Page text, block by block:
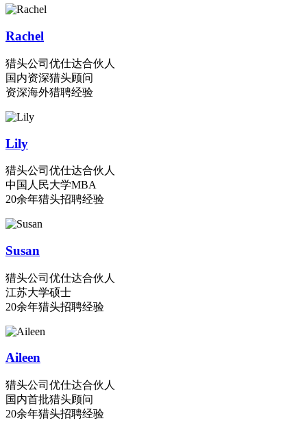
Rachel
猎头公司优仕达合伙人
国内资深猎头顾问
资深海外猎聘经验
Lily
猎头公司优仕达合伙人
中国人民大学MBA
20余年猎头招聘经验
Susan
猎头公司优仕达合伙人
江苏大学硕士
20余年猎头招聘经验
Aileen
猎头公司优仕达合伙人
国内首批猎头顾问
20余年猎头招聘经验